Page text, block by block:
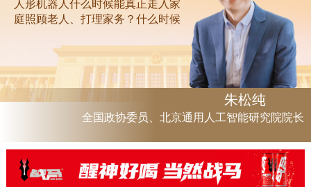
人形机器人什么时候能真正走入家
庭照顾老人、打理家务？什么时候
会超越人类吗？带着这些大众关心
的问题，新华网专访了全国政协委
员、北京通用人工智能研究院院长
朱松纯。
朱松纯
全国政协委员、北京通用人工智能研究院院长